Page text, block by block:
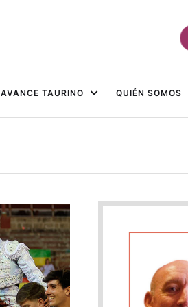
AVANCE TAURINO QUIÉN SOMOS